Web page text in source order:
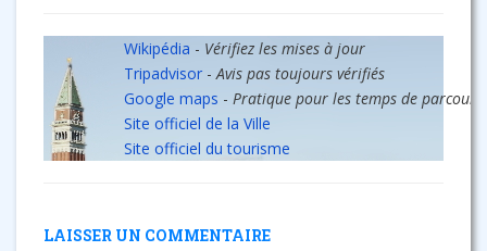
Wikipédia - Vérifiez les mises à jour
Tripadvisor- Avis pas toujours vérifiés
Google maps - Pratique pour les temps de parcours
Site officiel de la Ville
Site officiel du tourisme
LAISSER UN COMMENTAIRE